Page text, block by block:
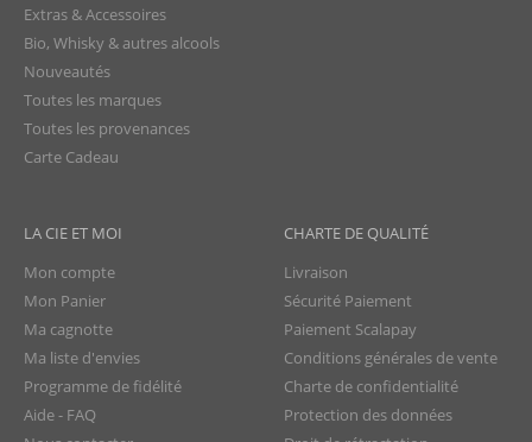
Extras & Accessoires
Bio, Whisky & autres alcools
Nouveautés
Toutes les marques
Toutes les provenances
Carte Cadeau
LA CIE ET MOI
Mon compte
Mon Panier
Ma cagnotte
Ma liste d'envies
Programme de fidélité
Aide - FAQ
CHARTE DE QUALITÉ
Livraison
Sécurité Paiement
Paiement Scalapay
Conditions générales de vente
Charte de confidentialité
Protection des données